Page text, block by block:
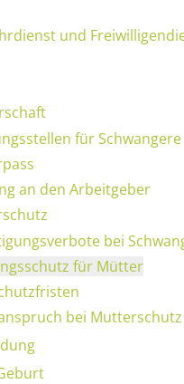
und
für Schwangere
an den Arbeitgeber
bei
für Mütter
bei Mutterschutz